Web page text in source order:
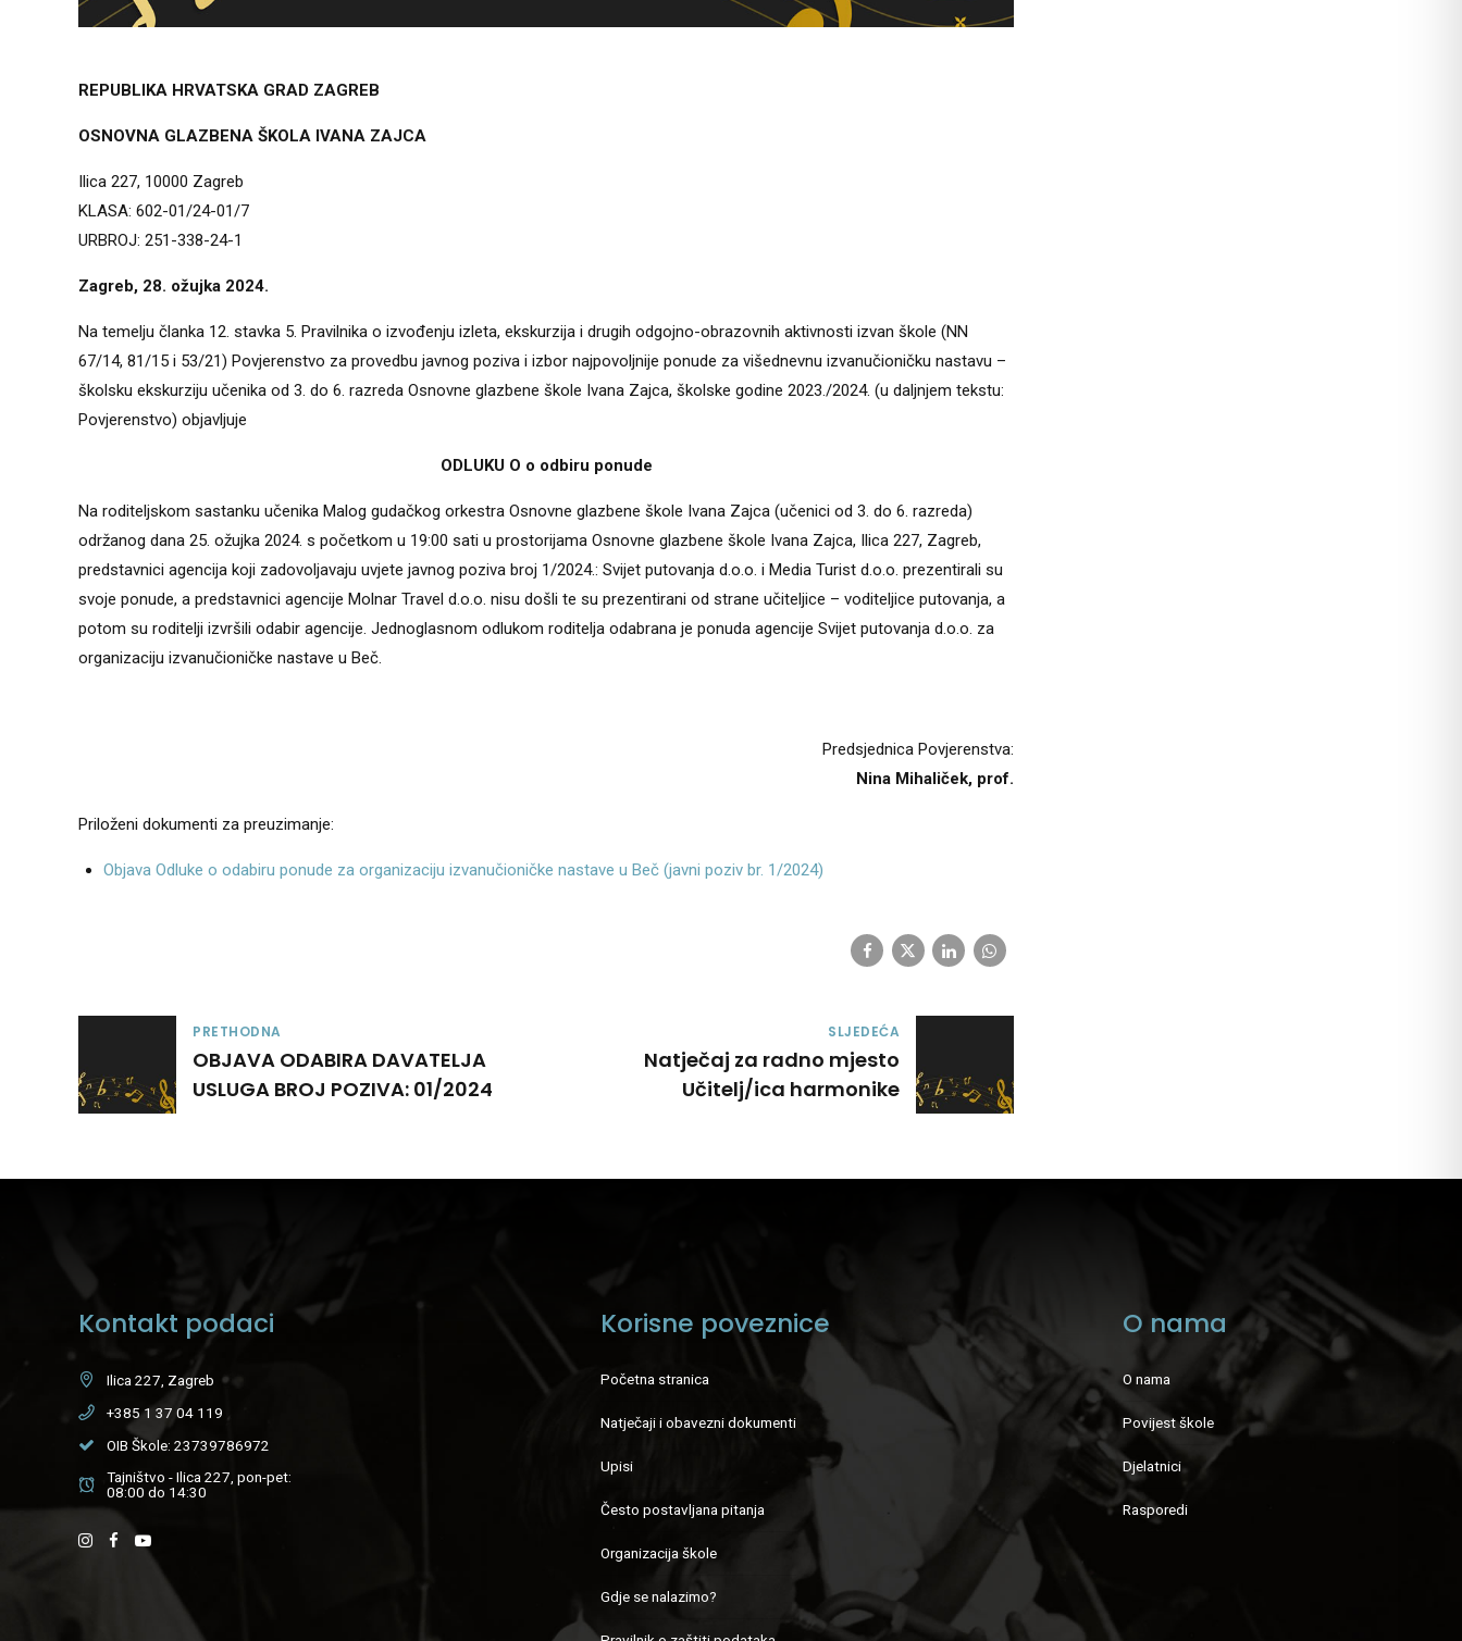
REPUBLIKA HRVATSKA GRAD ZAGREB
OSNOVNA GLAZBENA ŠKOLA IVANA ZAJCA
Ilica 227, 10000 Zagreb
KLASA: 602-01/24-01/7
URBROJ: 251-338-24-1
Zagreb, 28. ožujka 2024.
Na temelju članka 12. stavka 5. Pravilnika o izvođenju izleta, ekskurzija i drugih odgojno-obrazovnih aktivnosti izvan škole (NN
67/14, 81/15 i 53/21) Povjerenstvo za provedbu javnog poziva i izbor najpovoljnije ponude za višednevnu izvanučioničku nastavu –
školsku ekskurziju učenika od 3. do 6. razreda Osnovne glazbene škole Ivana Zajca, školske godine 2023./2024. (u daljnjem tekstu:
Povjerenstvo) objavljuje
ODLUKU O o odbiru ponude
Na roditeljskom sastanku učenika Malog gudačkog orkestra Osnovne glazbene škole Ivana Zajca (učenici od 3. do 6. razreda)
održanog dana 25. ožujka 2024. s početkom u 19:00 sati u prostorijama Osnovne glazbene škole Ivana Zajca, Ilica 227, Zagreb,
predstavnici agencija koji zadovoljavaju uvjete javnog poziva broj 1/2024.: Svijet putovanja d.o.o. i Media Turist d.o.o. prezentirali su
svoje ponude, a predstavnici agencije Molnar Travel d.o.o. nisu došli te su prezentirani od strane učiteljice – voditeljice putovanja, a
potom su roditelji izvršili odabir agencije. Jednoglasnom odlukom roditelja odabrana je ponuda agencije Svijet putovanja d.o.o. za
organizaciju izvanučioničke nastave u Beč.
Predsjednica Povjerenstva:
Nina Mihaliček, prof.
Priloženi dokumenti za preuzimanje:
Objava Odluke o odabiru ponude za organizaciju izvanučioničke nastave u Beč (javni poziv br. 1/2024)
PRETHODNA
OBJAVA ODABIRA DAVATELJA
USLUGA BROJ POZIVA: 01/2024
SLJEDEĆA
Natječaj za radno mjesto
Učitelj/ica harmonike
Kontakt podaci
Ilica 227, Zagreb
+385 1 37 04 119
OIB Škole: 23739786972
Tajništvo - Ilica 227, pon-pet:
08:00 do 14:30
Korisne poveznice
Početna stranica
Natječaji i obavezni dokumenti
Upisi
Često postavljana pitanja
Organizacija škole
Gdje se nalazimo?
O nama
O nama
Povijest škole
Djelatnici
Rasporedi